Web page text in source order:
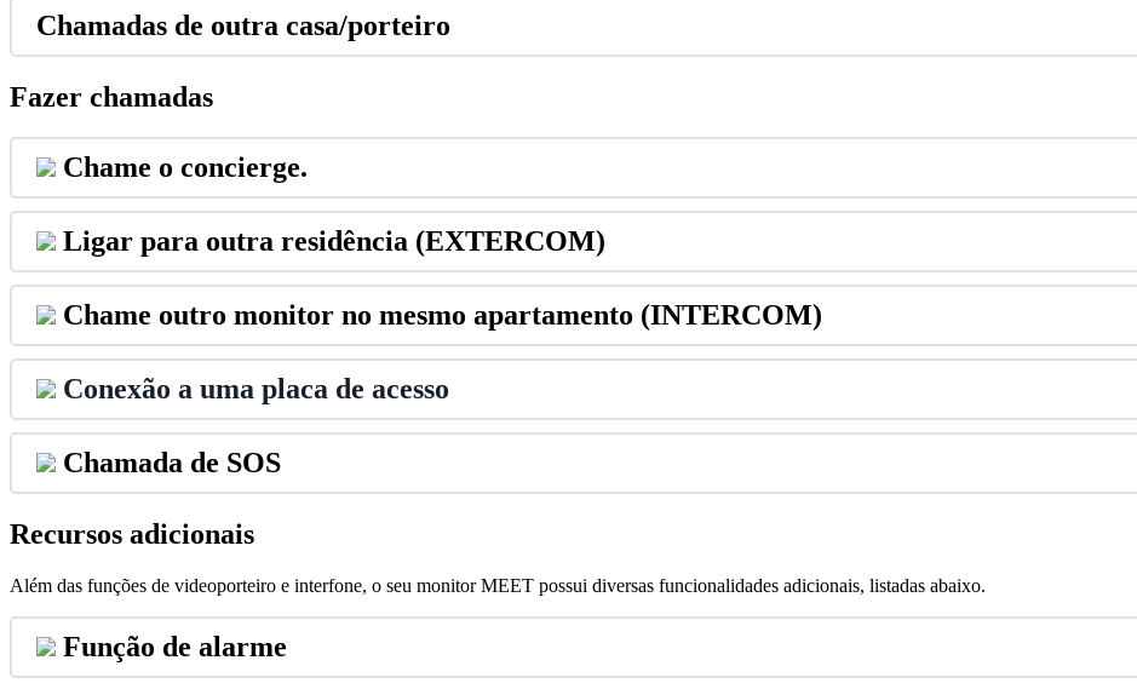
Chamadas de outra casa/porteiro
Fazer chamadas
Chame o concierge.
Ligar para outra residência (EXTERCOM)
Chame outro monitor no mesmo apartamento (INTERCOM)
Conexão a uma placa de acesso
Chamada de SOS
Recursos adicionais
Além das funções de videoporteiro e interfone, o seu monitor MEET possui diversas funcionalidades adicionais, listadas abaixo.
Função de alarme